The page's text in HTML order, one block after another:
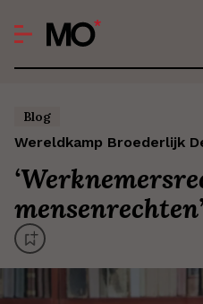
Blog
Wereldkamp Broederlijk
‘
mensenrechten’